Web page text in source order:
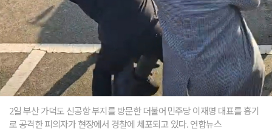
2일 부산 가덕도 신공항 부지를 방문한 더불어민주당 이재명 대표를 흉기
로 공격한 피의자가 현장에서 경찰에 체포되고 있다. 연합뉴스